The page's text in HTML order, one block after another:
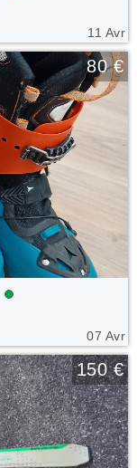
11 Avr
80 €
07 Avr
150 €